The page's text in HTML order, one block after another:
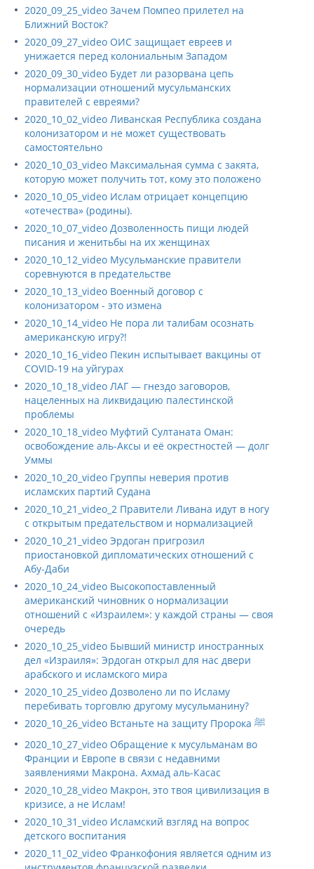
2020_09_25_video Зачем Помпео прилетел на
Ближний Восток?
2020_09_27_video ОИС защищает евреев и
унижается перед колониальным Западом
2020_09_30_video Будет ли разорвана цепь
нормализации отношений мусульманских
правителей с евреями?
2020_10_02_video Ливанская Республика создана
колонизатором и не может существовать
самостоятельно
2020_10_03_video Максимальная сумма с закята,
которую может получить тот, кому это положено
2020_10_05_video Ислам отрицает концепцию
«отечества» (родины).
2020_10_07_video Дозволенность пищи людей
писания и женитьбы на их женщинах
2020_10_12_video Мусульманские правители
соревнуются в предательстве
2020_10_13_video Военный договор с
колонизатором - это измена
2020_10_14_video Не пора ли талибам осознать
американскую игру?!
2020_10_16_video Пекин испытывает вакцины от
COVID-19 на уйгурах
2020_10_18_video ЛАГ — гнездо заговоров,
нацеленных на ликвидацию палестинской
проблемы
2020_10_18_video Муфтий Султаната Оман:
освобождение аль-Аксы и её окрестностей — долг
Уммы
2020_10_20_video Группы неверия против
исламских партий Судана
2020_10_21_video_2 Правители Ливана идут в ногу
с открытым предательством и нормализацией
2020_10_21_video Эрдоган пригрозил
приостановкой дипломатических отношений с
Абу-Даби
2020_10_24_video Высокопоставленный
американский чиновник о нормализации
отношений с «Израилем»: у каждой страны — своя
очередь
2020_10_25_video Бывший министр иностранных
дел «Израиля»: Эрдоган открыл для нас двери
арабского и исламского мира
2020_10_25_video Дозволено ли по Исламу
перебивать торговлю другому мусульманину?
2020_10_26_video Встаньте на защиту Пророка ﷺ
2020_10_27_video Обращение к мусульманам во
Франции и Европе в связи с недавними
заявлениями Макрона. Ахмад аль-Касас
2020_10_28_video Макрон, это твоя цивилизация в
кризисе, а не Ислам!
2020_10_31_video Исламский взгляд на вопрос
детского воспитания
2020_11_02_video Франкофония является одним из